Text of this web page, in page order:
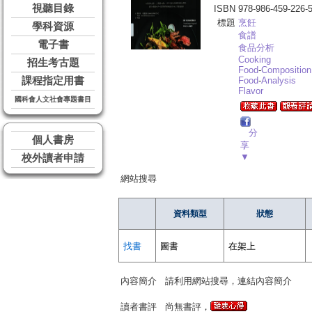
視聽目錄
學科資源
電子書
招生考古題
課程指定用書
國科會人文社會專題書目
個人書房
校外讀者申請
ISBN 978-986-459-226-5
標題 烹飪
食譜
食品分析
Cooking
Food-Composition
Food-Analysis
Flavor
分
享
▼
網站搜尋
資料類型 狀態
找書 圖書 在架上
內容簡介 請利用網站搜尋，連結內容簡介
讀者書評 尚無書評，